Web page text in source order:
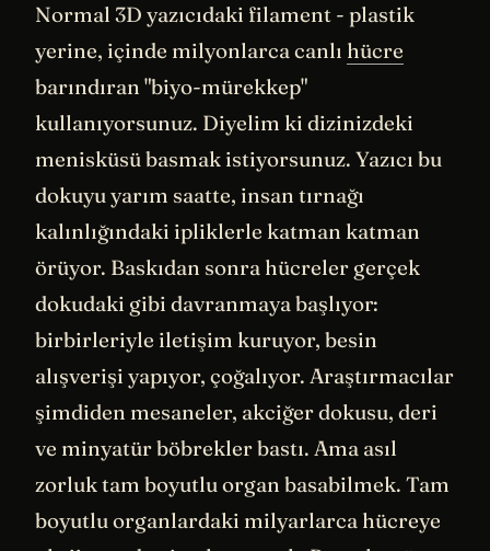
Normal 3D yazıcıdaki filament - plastik
yerine, içinde milyonlarca canlı hücre
barındıran "biyo-mürekkep"
kullanıyorsunuz. Diyelim ki dizinizdeki
menisküsü basmak istiyorsunuz. Yazıcı bu
dokuyu yarım saatte, insan tırnağı
kalınlığındaki ipliklerle katman katman
örüyor. Baskıdan sonra hücreler gerçek
dokudaki gibi davranmaya başlıyor:
birbirleriyle iletişim kuruyor, besin
alışverişi yapıyor, çoğalıyor. Araştırmacılar
şimdiden mesaneler, akciğer dokusu, deri
ve minyatür böbrekler bastı. Ama asıl
zorluk tam boyutlu organ basabilmek. Tam
boyutlu organlardaki milyarlarca hücreye